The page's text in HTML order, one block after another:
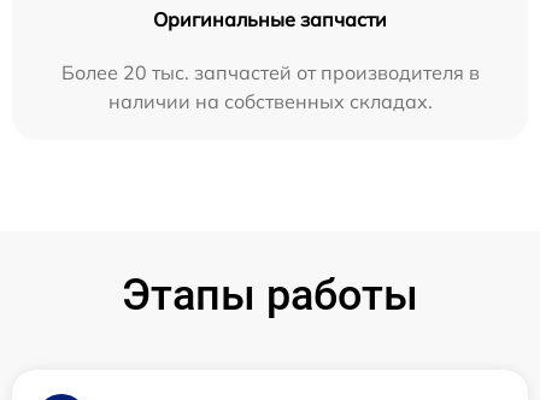
Оригинальные запчасти
Более 20 тыс. запчастей от производителя в
наличии на собственных складах.
Этапы работы